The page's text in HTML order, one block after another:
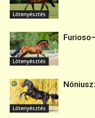
Lótenyésztés
Lótenyésztés
Lótenyésztés